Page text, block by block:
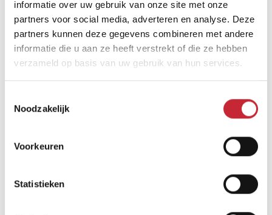
informatie over uw gebruik van onze site met onze
partners voor social media, adverteren en analyse. Deze
partners kunnen deze gegevens combineren met andere
informatie die u aan ze heeft verstrekt of die ze hebben
verzameld op basis van uw gebruik van hun services.
Noodzakelijk
Voorkeuren
Statistieken